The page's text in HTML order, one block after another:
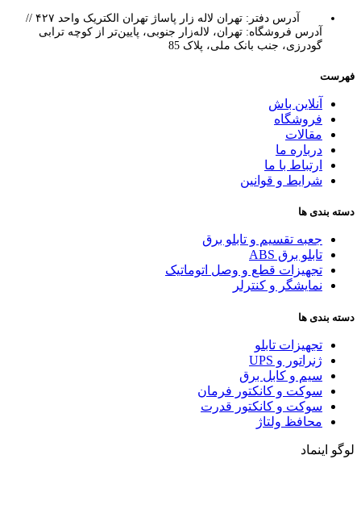
آدرس دفتر: تهران لاله زار پاساژ تهران الکتریک واحد ۴۲۷ //
آدرس فروشگاه: تهران، لاله‌زار جنوبی، پایین‌تر از کوچه ترابی
گودرزی، جنب بانک ملی، پلاک 85
فهرست
آنلاین باش
فروشگاه
مقالات
درباره ما
ارتباط با ما
شرایط و قوانین
دسته بندی ها
جعبه تقسیم و تابلو برق
تابلو برق ABS
تجهیزات قطع و وصل اتوماتیک
نمایشگر و کنترلر
دسته بندی ها
تجهیزات تابلو
ژنراتور و UPS
سیم و کابل برق
سوکت و کانکتور فرمان
سوکت و کانکتور قدرت
محافظ ولتاژ
لوگو اینماد